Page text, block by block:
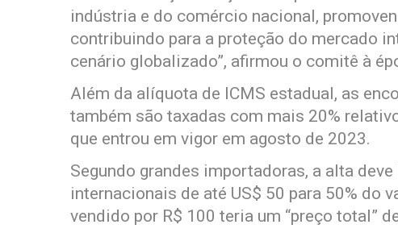
indústria e do comércio nacional,
contribuindo para a proteção do mercado
cenário globalizado”, afirmou o comitê à
Além da alíquota de ICMS estadual, as
também são taxadas com mais 20%
que entrou em vigor em agosto de 2023.
Segundo grandes importadoras, a alta
internacionais de até US$ 50 para 50% do
vendido por R$ 100 teria um “preço total”